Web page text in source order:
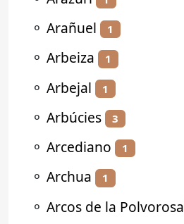
⚬ Arañuel 1
⚬ Arbeiza 1
⚬ Arbejal 1
⚬ Arbúcies 3
⚬ Arcediano 1
⚬ Archua 1
⚬ Arcos de la Polvorosa